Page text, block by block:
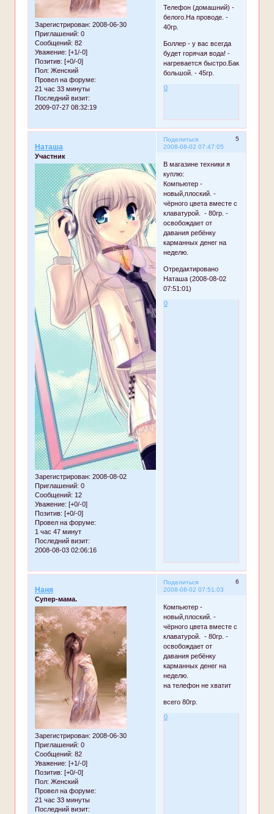
Зарегистрирован: 2008-06-30
Приглашений: 0
Сообщений: 82
Уважение: [+1/-0]
Позитив: [+0/-0]
Пол: Женский
Провел на форуме:
21 час 33 минуты
Последний визит:
2009-07-27 08:32:19
Телефон (домашний) -
белого.На проводе. -
40гр.
Боллер - у вас всегда
будет горячая вода! -
нагревается быстро.Бак
большой. - 45гр.
0
Поделиться
5
2008-08-02 07:47:05
Наташа
Участник
Зарегистрирован: 2008-08-02
Приглашений: 0
Сообщений: 12
Уважение: [+0/-0]
Позитив: [+0/-0]
Провел на форуме:
1 час 47 минут
Последний визит:
2008-08-03 02:06:16
В магазине техники я
куплю:
Компьютер -
новый,плоский. -
чёрного цвета вместе с
клаватурой. - 80гр. -
освобождает от
давания ребёнку
карманных денег на
неделю.
Отредактировано
Наташа (2008-08-02
07:51:01)
0
Поделиться
6
2008-08-02 07:51:03
Наня
Супер-мама.
Зарегистрирован: 2008-06-30
Приглашений: 0
Сообщений: 82
Уважение: [+1/-0]
Позитив: [+0/-0]
Пол: Женский
Провел на форуме:
21 час 33 минуты
Последний визит:
Компьютер -
новый,плоский. -
чёрного цвета вместе с
клаватурой. - 80гр. -
освобождает от
давания ребёнку
карманных денег на
неделю.
на телефон не хватит
всего 80гр.
0